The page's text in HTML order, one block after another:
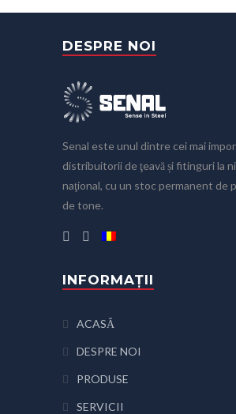
DESPRE NOI
Senal este unul dintre cei mai
distribuitorii de ţeavă și fitinguri la
naţional, cu un stoc permanent de
de tone.
INFORMAȚII
ACASĂ
DESPRE NOI
PRODUSE
SERVICII